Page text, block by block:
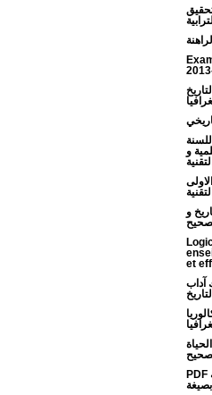
و
التقنية
و
et
آداب
PDF تحميل امتحانات وطنية و جهوية